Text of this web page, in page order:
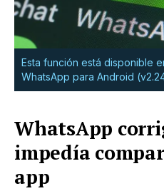
Esta función está disponible
WhatsApp para Android
WhatsApp
impedía
app